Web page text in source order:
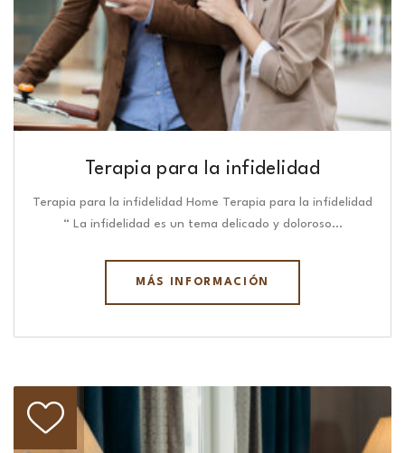
Terapia para la infidelidad
Terapia para la infidelidad Home Terapia para la infidelidad
“ La infidelidad es un tema delicado y doloroso…
MÁS INFORMACIÓN